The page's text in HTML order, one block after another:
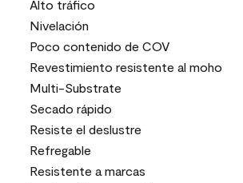
Alto tráfico
Nivelación
Poco contenido de COV
Revestimiento resistente al moho
Multi-Substrate
Secado rápido
Resiste el deslustre
Refregable
Resistente a marcas